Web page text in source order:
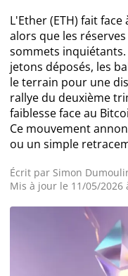
Actualité
Actualité
Actualité
Actualité IA
Acheter
Prédictions
L'Ether (ETH) fait
alors que les
sommets inquiétants.
jetons déposés, les
le terrain pour une
rallye du deuxième
faiblesse face au
Ce mouvement
ou un simple
Écrit par Simon
Mis à jour le 11/05/2026